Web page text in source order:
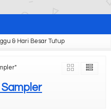
& Hari Besar Tutup